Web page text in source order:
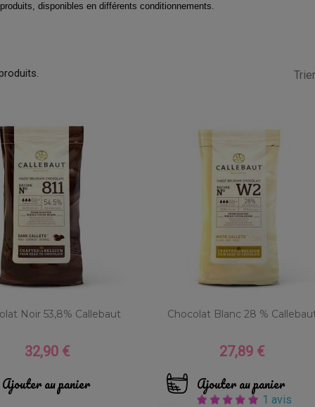
disponibles en différents conditionnements.
Noir 53,8% Callebaut
Prix
32,90 €
Ajouter au panier
Chocolat Blanc 28 %
Prix
27,89 €
Ajouter au panier
1 avis